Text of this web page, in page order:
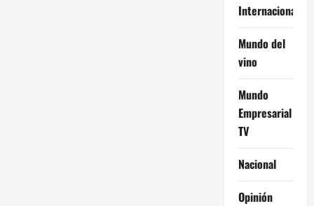
Internacional
Mundo del
vino
Mundo
Empresarial
TV
Nacional
Opinión